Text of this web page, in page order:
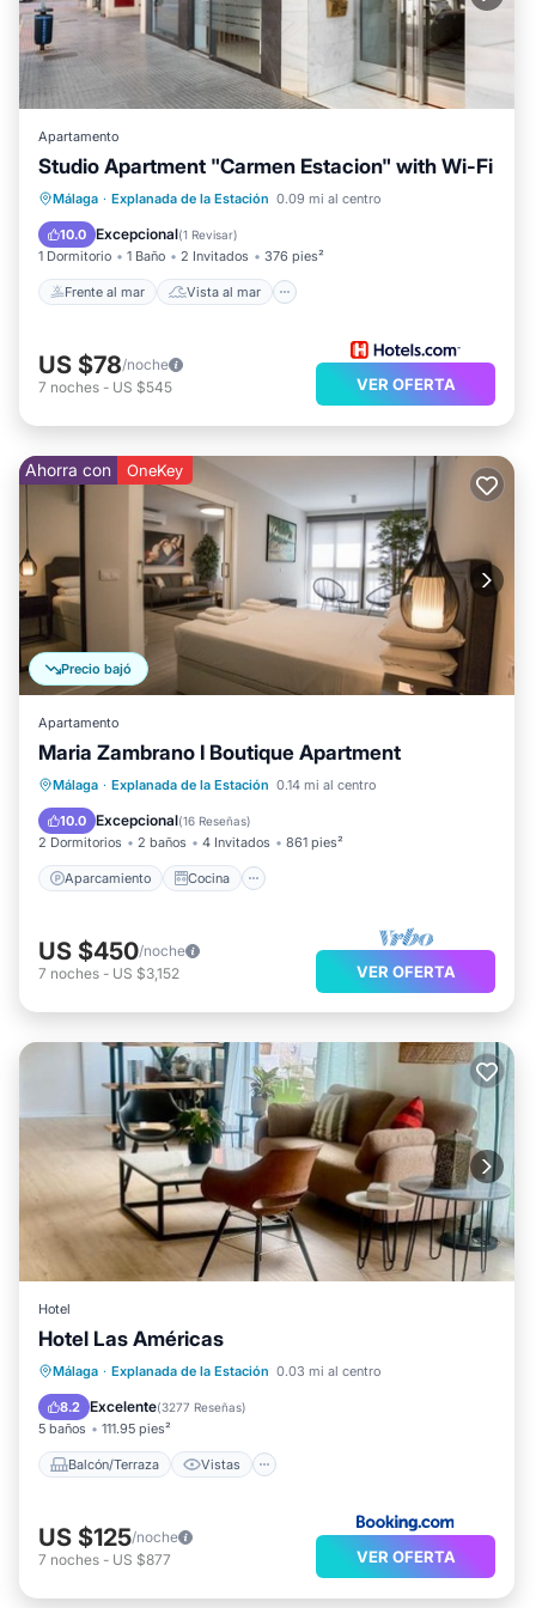
Apartamento
Studio Apartment "Carmen Estacion" with Wi-Fi
Málaga · Explanada de la Estación 0.09 mi al centro
10.0 Excepcional(1 Revisar)
1 Dormitorio 1 Baño 2 Invitados 376 pies²
Frente al mar Vista al mar
Frente al mar Vista al mar
Vistas
Cocina
US $78/noche
7 noches - US $545 VER OFERTA
Precio bajó
Ahorra con OneKey
Apartamento
Maria Zambrano I Boutique Apartment
Málaga · Explanada de la Estación 0.14 mi al centro
10.0 Excepcional(16 Reseñas)
2 Dormitorios 2 baños 4 Invitados 861 pies²
Aparcamiento Cocina
Aparcamiento
Cocina
Aire acondicionado
US $450/noche
7 noches - US $3,152 VER OFERTA
Hotel
Hotel Las Américas
Málaga · Explanada de la Estación 0.03 mi al centro
8.2 Excelente(3277 Reseñas)
5 baños 111.95 pies²
Balcón/Terraza Vistas
Balcón/Terraza
Vistas
Aire acondicionado
US $125/noche
7 noches - US $877 VER OFERTA